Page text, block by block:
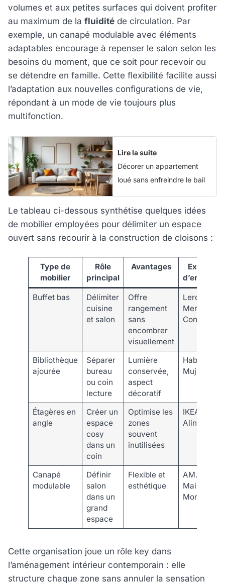
volumes et aux petites surfaces qui doivent profiter
au maximum de la fluidité de circulation. Par
exemple, un canapé modulable avec éléments
adaptables encourage à repenser le salon selon les
besoins du moment, que ce soit pour recevoir ou
se détendre en famille. Cette flexibilité facilite aussi
l’adaptation aux nouvelles configurations de vie,
répondant à un mode de vie toujours plus
multifonction.
Lire la suite
Décorer un appartement
loué sans enfreindre le bail
Le tableau ci-dessous synthétise quelques idées
de mobilier employées pour délimiter un espace
ouvert sans recourir à la construction de cloisons :
Type de
mobilier
Rôle
principal
Avantages
Exemple
d’enseigne
Buffet bas
Délimiter
cuisine
et salon
Offre
rangement
sans
encombrer
visuellement
Leroy
Merlin,
Conforama
Bibliothèque
ajourée
Séparer
bureau
ou coin
lecture
Lumière
conservée,
aspect
décoratif
Habitat,
Muji
Étagères en
angle
Créer un
espace
cosy
dans un
coin
Optimise les
zones
souvent
inutilisées
IKEA,
Alinéa
Canapé
modulable
Définir
salon
dans un
grand
espace
Flexible et
esthétique
AM.PM.,
Maison du
Monde
Cette organisation joue un rôle key dans
l’aménagement intérieur contemporain : elle
structure chaque zone sans annuler la sensation